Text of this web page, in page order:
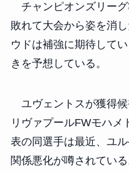
チャンピオンズリー
敗れて大会から姿を消
ウドは補強に期待して
きを予想している。
ユヴェントスが獲得候
リヴァプールFWモハメ
表の同選手は最近、ユ
関係悪化が噂されてい